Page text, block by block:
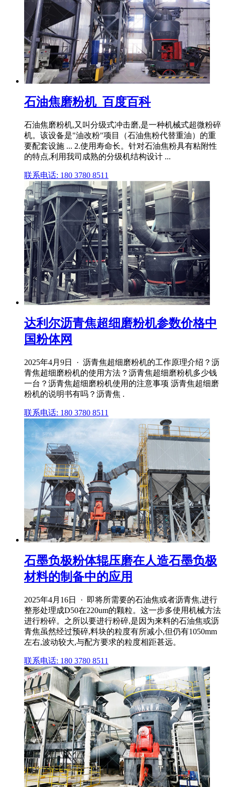
石油焦磨粉机_百度百科
石油焦磨粉机,又叫分级式冲击磨,是一种机械式超微粉碎
机。该设备是"油改粉"项目（石油焦粉代替重油）的重
要配套设施 ... 2.使用寿命长。针对石油焦粉具有粘附性
的特点,利用我司成熟的分级机结构设计 ...
联系电话: 180 3780 8511
达利尔沥青焦超细磨粉机参数价格中
国粉体网
2025年4月9日 · 沥青焦超细磨粉机的工作原理介绍？沥
青焦超细磨粉机的使用方法？沥青焦超细磨粉机多少钱
一台？沥青焦超细磨粉机使用的注意事项 沥青焦超细磨
粉机的说明书有吗？沥青焦 .
联系电话: 180 3780 8511
石墨负极粉体辊压磨在人造石墨负极
材料的制备中的应用
2025年4月16日 · 即将所需要的石油焦或者沥青焦,进行
整形处理成D50在220um的颗粒。这一步多使用机械方法
进行粉碎。之所以要进行粉碎,是因为来料的石油焦或沥
青焦虽然经过预碎,料块的粒度有所减小,但仍有1050mm
左右,波动较大,与配方要求的粒度相距甚远。
联系电话: 180 3780 8511